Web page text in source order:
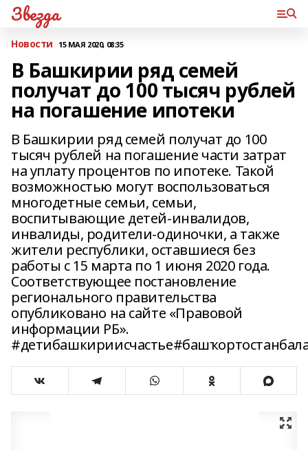
Звезда
Новости 15 МАЯ 2020, 08:35
В Башкирии ряд семей
получат до 100 тысяч рублей
на погашение ипотеки
В Башкирии ряд семей получат до 100
тысяч рублей на погашение части затрат
на уплату процентов по ипотеке. Такой
возможностью могут воспользоваться
многодетные семьи, семьи,
воспитывающие детей-инвалидов,
инвалиды, родители-одиночки, а также
жители республики, оставшиеся без
работы с 15 марта по 1 июня 2020 года.
Соответствующее постановление
регионального правительства
опубликовано на сайте «Правовой
информации РБ».